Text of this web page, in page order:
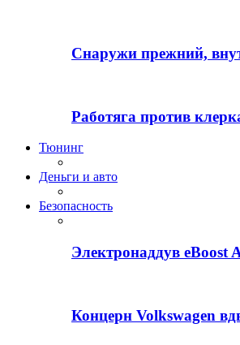
Снаружи прежний,
Работяга против
Тюнинг
Деньги и авто
Безопасность
Электронаддув eBoost
Концерн Volkswagen